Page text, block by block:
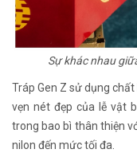
Sự khác nhau
Tráp Gen Z sử dụng
vẹn nét đẹp của lễ vật
trong bao bì thân thiện
nilon đến mức tối đa.